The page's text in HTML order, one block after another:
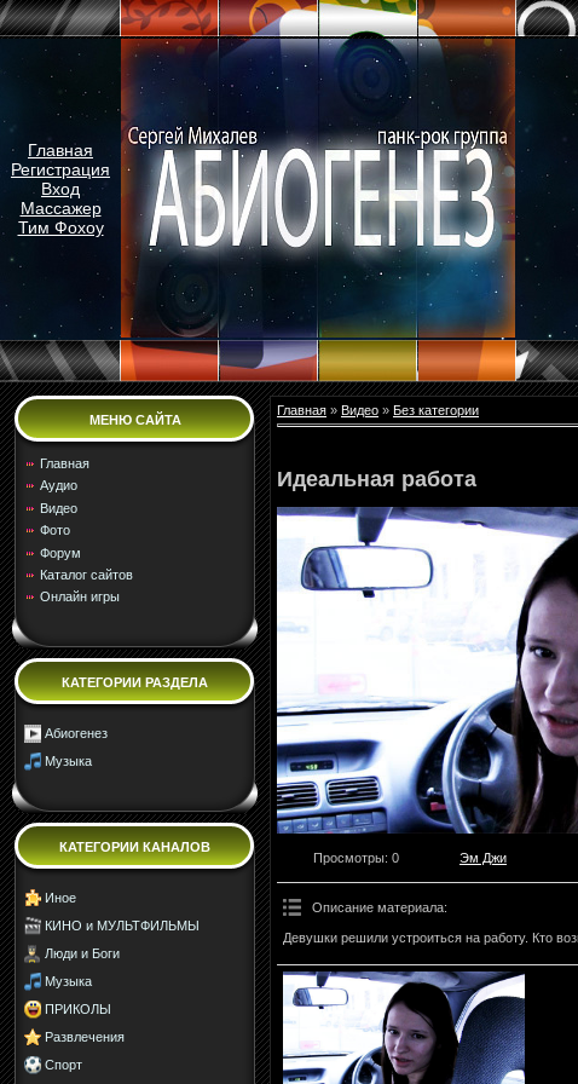
Главная
Регистрация
Вход
Массажер
Тим Фохоу
МЕНЮ САЙТА
Главная
Аудио
Видео
Фото
Форум
Каталог сайтов
Онлайн игры
КАТЕГОРИИ РАЗДЕЛА
Абиогенез
Музыка
КАТЕГОРИИ КАНАЛОВ
Иное
КИНО и МУЛЬТФИЛЬМЫ
Люди и Боги
Музыка
ПРИКОЛЫ
Развлечения
Спорт
Главная » Видео » Без категории
Идеальная работа
Просмотры: 0 Эм Джи
Описание материала:
Девушки решили устроиться на работу. Кто